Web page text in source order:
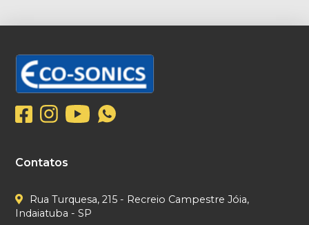
Contatos
Rua Turquesa, 215 - Recreio Campestre Jóia,
Indaiatuba - SP